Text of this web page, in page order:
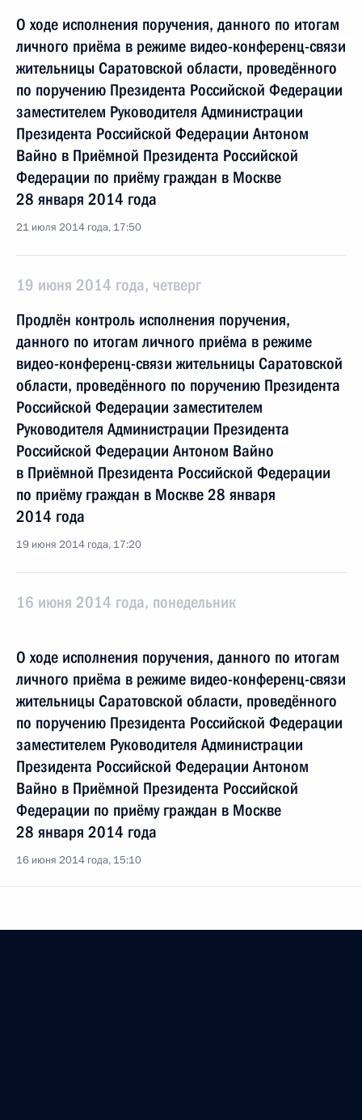
О ходе исполнения поручения, данного по итогам
личного приёма в режиме видео-конференц-связи
жительницы Саратовской области, проведённого
по поручению Президента Российской Федерации
заместителем Руководителя Администрации
Президента Российской Федерации Антоном
Вайно в Приёмной Президента Российской
Федерации по приёму граждан в Москве
28 января 2014 года
21 июля 2014 года, 17:50
19 июня 2014 года, четверг
Продлён контроль исполнения поручения,
данного по итогам личного приёма в режиме
видео-конференц-связи жительницы Саратовской
области, проведённого по поручению Президента
Российской Федерации заместителем
Руководителя Администрации Президента
Российской Федерации Антоном Вайно
в Приёмной Президента Российской Федерации
по приёму граждан в Москве 28 января
2014 года
19 июня 2014 года, 17:20
16 июня 2014 года, понедельник
О ходе исполнения поручения, данного по итогам
личного приёма в режиме видео-конференц-связи
жительницы Саратовской области, проведённого
по поручению Президента Российской Федерации
заместителем Руководителя Администрации
Президента Российской Федерации Антоном
Вайно в Приёмной Президента Российской
Федерации по приёму граждан в Москве
28 января 2014 года
16 июня 2014 года, 15:10